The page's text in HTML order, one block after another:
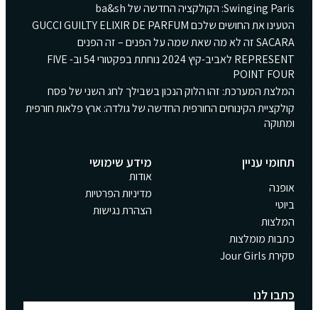
Swinging Paris: הקולקציה החדשה של ba&sh
הטעינו את החושים שלכם GUCCI GUILTY ELIXIR DE PARFUM
SACARA זה לא מה שאת שמה על הפנים – זה הפנים
REPRESENT לאביב-קיץ 2024 נוחתת בפקטורי 54 וב- FIVE
POINT FOUR
המלצת המערכת: זהו הלוק הנכון בשבילך לחג השני של פסח
קולקציית הקינוחים החורפית החדשה של גולדה: ארץ פלאות חורפית
ומתוקה
תחומי עניין
אופנה
ביוטי
המלצות
כתבות מומלצות
סקירת Jour Girls
מידע שימושי
אודות
מדיניות הפרטיות
הצהרת נגישות
כתבו לנו